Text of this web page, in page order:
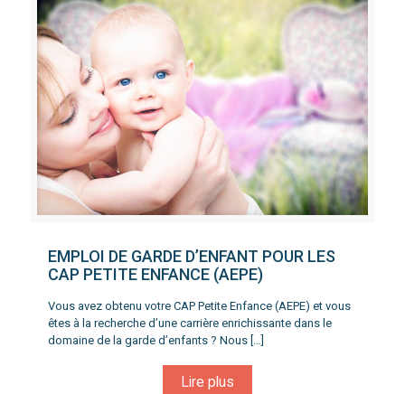
EMPLOI DE GARDE D’ENFANT POUR LES
CAP PETITE ENFANCE (AEPE)
Vous avez obtenu votre CAP Petite Enfance (AEPE) et vous
êtes à la recherche d’une carrière enrichissante dans le
domaine de la garde d’enfants ? Nous […]
Lire plus